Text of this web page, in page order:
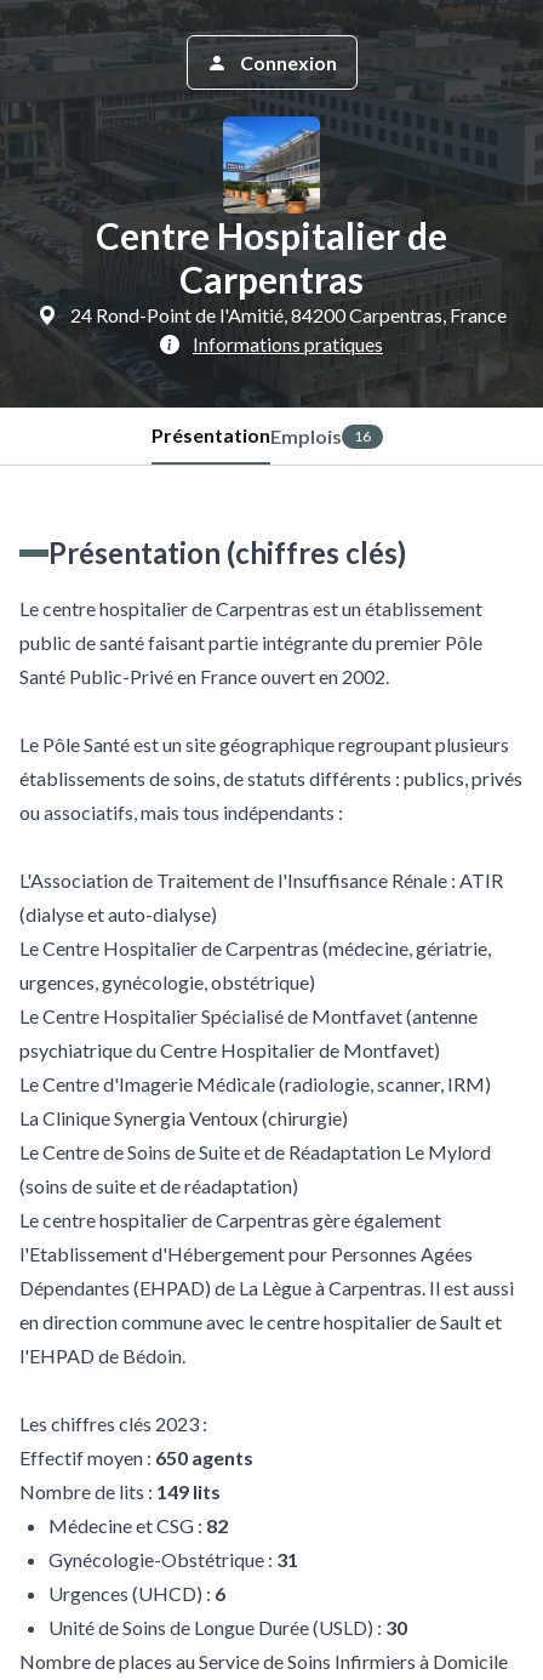
Centre Hospitalier de
Carpentras
24 Rond-Point de l'Amitié, 84200 Carpentras, France
Informations pratiques
Connexion
PrésentationEmplois 16
Présentation (chiffres clés)
Le centre hospitalier de Carpentras est un établissement
public de santé faisant partie intégrante du premier Pôle
Santé Public-Privé en France ouvert en 2002.
Le Pôle Santé est un site géographique regroupant plusieurs
établissements de soins, de statuts différents : publics, privés
ou associatifs, mais tous indépendants :
L'Association de Traitement de l'Insuffisance Rénale : ATIR
(dialyse et auto-dialyse)
Le Centre Hospitalier de Carpentras (médecine, gériatrie,
urgences, gynécologie, obstétrique)
Le Centre Hospitalier Spécialisé de Montfavet (antenne
psychiatrique du Centre Hospitalier de Montfavet)
Le Centre d'Imagerie Médicale (radiologie, scanner, IRM)
La Clinique Synergia Ventoux (chirurgie)
Le Centre de Soins de Suite et de Réadaptation Le Mylord
(soins de suite et de réadaptation)
Le centre hospitalier de Carpentras gère également
l'Etablissement d'Hébergement pour Personnes Agées
Dépendantes (EHPAD) de La Lègue à Carpentras. Il est aussi
en direction commune avec le centre hospitalier de Sault et
l'EHPAD de Bédoin.
Les chiffres clés 2023 :
Effectif moyen : 650 agents
Nombre de lits : 149 lits
Médecine et CSG : 82
Gynécologie-Obstétrique : 31
Urgences (UHCD) : 6
Unité de Soins de Longue Durée (USLD) : 30
Nombre de places au Service de Soins Infirmiers à Domicile